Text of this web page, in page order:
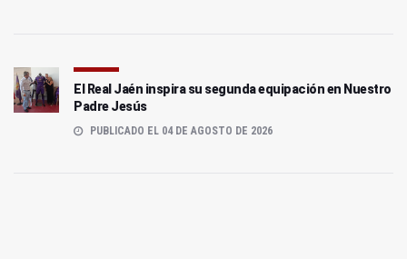
El Real Jaén inspira su segunda equipación en Nuestro
Padre Jesús
PUBLICADO EL 04 DE AGOSTO DE 2026